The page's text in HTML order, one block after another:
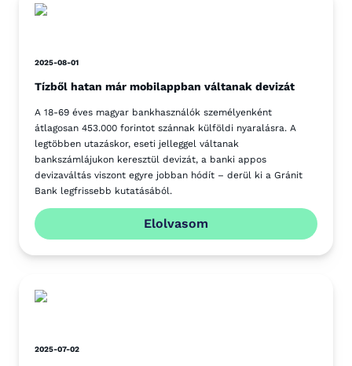
2025-08-01
Tízből hatan már mobilappban váltanak devizát
A 18-69 éves magyar bankhasználók személyenként
átlagosan 453.000 forintot szánnak külföldi nyaralásra. A
legtöbben utazáskor, eseti jelleggel váltanak
bankszámlájukon keresztül devizát, a banki appos
devizaváltás viszont egyre jobban hódít – derül ki a Gránit
Bank legfrissebb kutatásából.
Elolvasom
2025-07-02